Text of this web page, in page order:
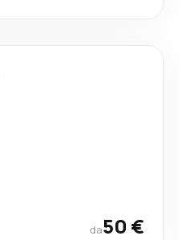
da50 €